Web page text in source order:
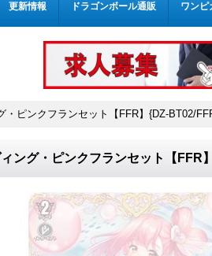
更新情報 ドラゴンボール通販 ワンピ
・ピンクフランセット【FFR】{DZ-BT02/
ング・ピンクフランセット【FFR